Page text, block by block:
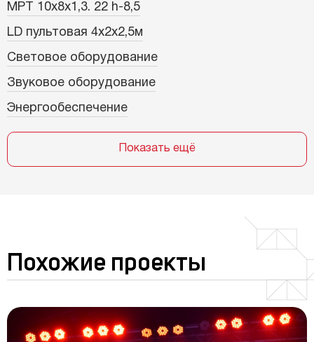
MPT 10х8х1,3. 22 h-8,5
LD пультовая 4х2х2,5м
Световое оборудование
Звуковое оборудование
Энергообеспечение
Показать ещё
Похожие проекты